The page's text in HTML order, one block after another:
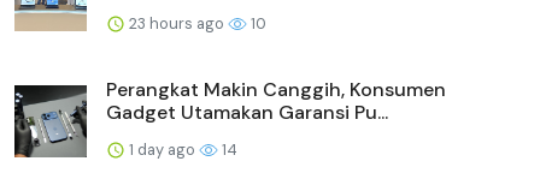
23 hours ago 10
Perangkat Makin Canggih, Konsumen
Gadget Utamakan Garansi Pu...
1 day ago 14